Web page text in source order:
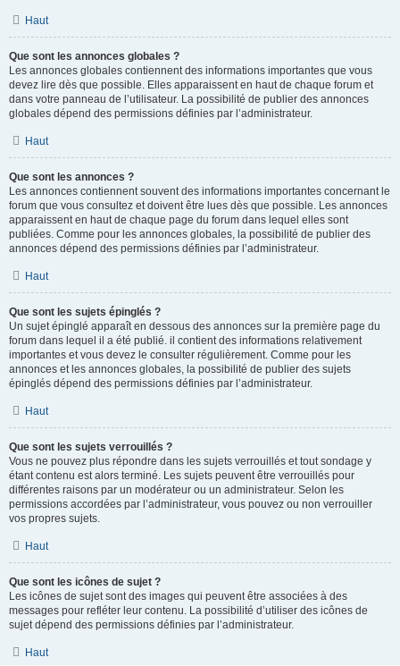
Haut
Que sont les annonces globales ?
Les annonces globales contiennent des informations importantes que vous
devez lire dès que possible. Elles apparaissent en haut de chaque forum et
dans votre panneau de l’utilisateur. La possibilité de publier des annonces
globales dépend des permissions définies par l’administrateur.
Haut
Que sont les annonces ?
Les annonces contiennent souvent des informations importantes concernant le
forum que vous consultez et doivent être lues dès que possible. Les annonces
apparaissent en haut de chaque page du forum dans lequel elles sont
publiées. Comme pour les annonces globales, la possibilité de publier des
annonces dépend des permissions définies par l’administrateur.
Haut
Que sont les sujets épinglés ?
Un sujet épinglé apparaît en dessous des annonces sur la première page du
forum dans lequel il a été publié. il contient des informations relativement
importantes et vous devez le consulter régulièrement. Comme pour les
annonces et les annonces globales, la possibilité de publier des sujets
épinglés dépend des permissions définies par l’administrateur.
Haut
Que sont les sujets verrouillés ?
Vous ne pouvez plus répondre dans les sujets verrouillés et tout sondage y
étant contenu est alors terminé. Les sujets peuvent être verrouillés pour
différentes raisons par un modérateur ou un administrateur. Selon les
permissions accordées par l’administrateur, vous pouvez ou non verrouiller
vos propres sujets.
Haut
Que sont les icônes de sujet ?
Les icônes de sujet sont des images qui peuvent être associées à des
messages pour refléter leur contenu. La possibilité d’utiliser des icônes de
sujet dépend des permissions définies par l’administrateur.
Haut